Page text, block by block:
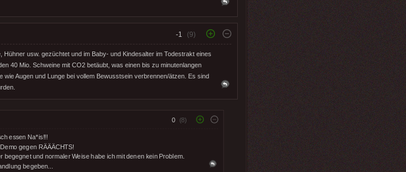
-1 (9)
usw. gezüchtet und im Baby- und Kindesalter im Todestrakt eines
40 Mio. Schweine mit CO2 betäubt, was einen bis zu minutenlangen
Augen und Lunge bei vollem Bewusstsein verbrennen/ätzen. Es sind
0 (8)
essen Na*is!!!
gegen RÄÄÄCHTS!
begegnet und normaler Weise habe ich mit denen kein Problem.
begeben...